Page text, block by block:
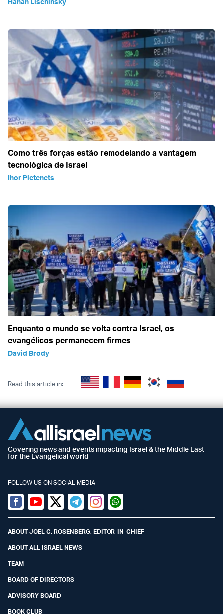
Como três forças estão remodelando a vantagem
tecnológica de Israel
Ihor Pletenets
Enquanto o mundo se volta contra Israel, os
evangélicos permanecem firmes
David Brody
Read this article in:
Covering news and events impacting Israel & the Middle East
for the Evangelical world
FOLLOW US ON SOCIAL MEDIA
Facebook
YoutubeTwitter (X)
TelegramInstagramWhatsapp
ABOUT JOEL C. ROSENBERG, EDITOR-IN-CHIEF
ABOUT ALL ISRAEL NEWS
TEAM
BOARD OF DIRECTORS
ADVISORY BOARD
BOOK CLUB